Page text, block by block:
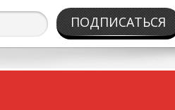
ПОДПИСАТЬСЯ